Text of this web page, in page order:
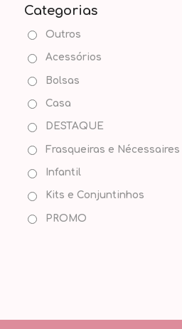
Categorias
Outros
Acessórios
Bolsas
Casa
DESTAQUE
Frasqueiras e Nécessaires
Infantil
Kits e Conjuntinhos
PROMO